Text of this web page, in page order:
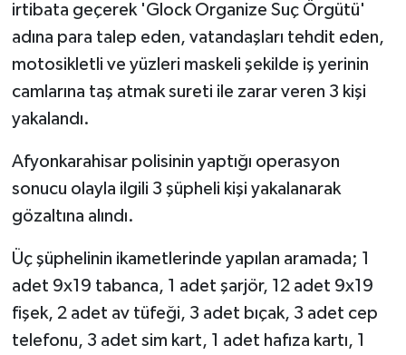
irtibata geçerek 'Glock Organize Suç Örgütü'
adına para talep eden, vatandaşları tehdit eden,
motosikletli ve yüzleri maskeli şekilde iş yerinin
camlarına taş atmak sureti ile zarar veren 3 kişi
yakalandı.
Afyonkarahisar polisinin yaptığı operasyon
sonucu olayla ilgili 3 şüpheli kişi yakalanarak
gözaltına alındı.
Üç şüphelinin ikametlerinde yapılan aramada; 1
adet 9x19 tabanca, 1 adet şarjör, 12 adet 9x19
fişek, 2 adet av tüfeği, 3 adet bıçak, 3 adet cep
telefonu, 3 adet sim kart, 1 adet hafıza kartı, 1